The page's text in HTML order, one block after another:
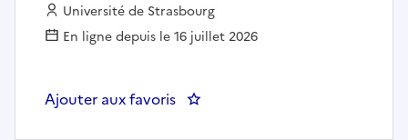
Employeur :
Université de Strasbourg
En ligne depuis le 16 juillet 2026
Ajouter aux favoris : Technicien en éthologie/